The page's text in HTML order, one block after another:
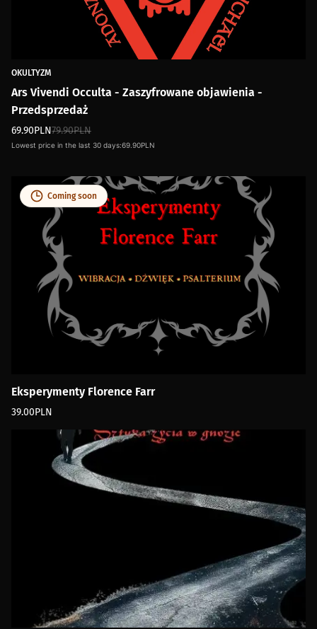
OKULTYZM
Ars Vivendi Occulta - Zaszyfrowane objawienia -
Przedsprzedaż
69.90PLN79.90PLN
Lowest price in the last 30 days:69.90PLN
Coming soon
Eksperymenty Florence Farr
39.00PLN